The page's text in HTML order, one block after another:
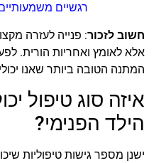
רגשיים
חשוב לזכור: פנייה לעזרה
אלא לאומץ ואחריות הורית.
המתנה הטובה ביותר שאנו
איזה סוג טיפול
הילד הפנימי?
ישנן מספר גישות טיפוליות